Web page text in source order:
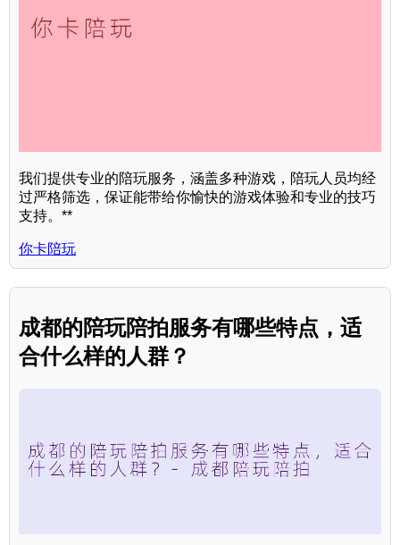
我们提供专业的陪玩服务，涵盖多种游戏，陪玩人员均经
过严格筛选，保证能带给你愉快的游戏体验和专业的技巧
支持。**
你卡陪玩
成都的陪玩陪拍服务有哪些特点，适
合什么样的人群？